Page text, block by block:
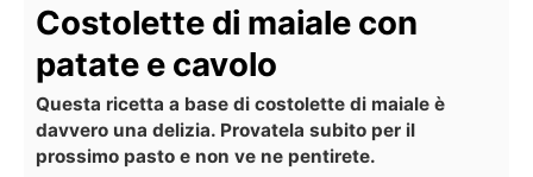
Costolette di maiale con
patate e cavolo
Questa ricetta a base di costolette di maiale è
davvero una delizia. Provatela subito per il
prossimo pasto e non ve ne pentirete.